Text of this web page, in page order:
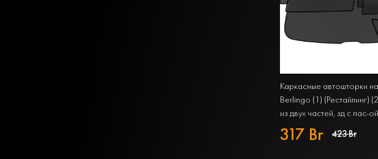
Каркасные автошторки
Berlingo (1) (Рестайлинг)
из двух частей, зд с пас-
Компактвэн Полный
экранов STANDART
317 Br 423 Br